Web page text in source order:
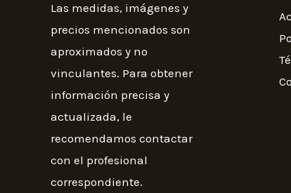
Las medidas, imágenes y
precios mencionados son
aproximados y no
vinculantes. Para obtener
información precisa y
actualizada, le
recomendamos contactar
con el profesional
correspondiente.